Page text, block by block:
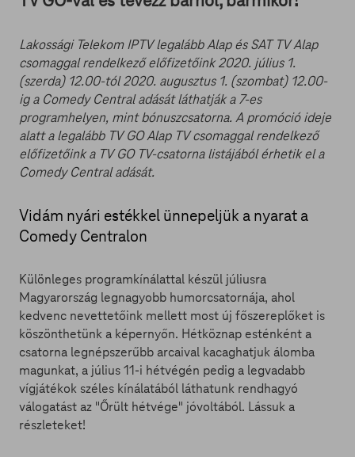
Lakossági Telekom IPTV legalább Alap és SAT TV Alap
csomaggal rendelkező előfizetőink 2020. július 1.
(szerda) 12.00-tól 2020. augusztus 1. (szombat) 12.00-
ig a Comedy Central adását láthatják a 7-es
programhelyen, mint bónuszcsatorna. A promóció ideje
alatt a legalább TV GO Alap TV csomaggal rendelkező
előfizetőink a TV GO TV-csatorna listájából érhetik el a
Comedy Central adását.
Vidám nyári estékkel ünnepeljük a nyarat a
Comedy Centralon
Különleges programkínálattal készül júliusra
Magyarország legnagyobb humorcsatornája, ahol
kedvenc nevettetőink mellett most új főszereplőket is
köszönthetünk a képernyőn. Hétköznap esténként a
csatorna legnépszerűbb arcaival kacaghatjuk álomba
magunkat, a július 11-i hétvégén pedig a legvadabb
vígjátékok széles kínálatából láthatunk rendhagyó
válogatást az "Őrült hétvége" jóvoltából. Lássuk a
részleteket!